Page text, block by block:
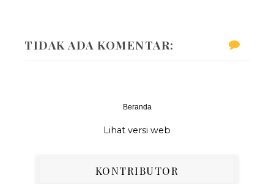
TIDAK ADA KOMENTAR:
Beranda
Lihat versi web
KONTRIBUTOR